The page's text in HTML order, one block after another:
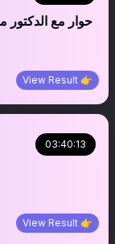
حوار مع
View Result 👉
03:40:13
View Result 👉